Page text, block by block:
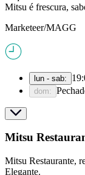
Mitsu é frescura,
Marketeer/MAGG
lun - sab:
dom:
Mitsu
Mitsu Restaurante,
Elegante.